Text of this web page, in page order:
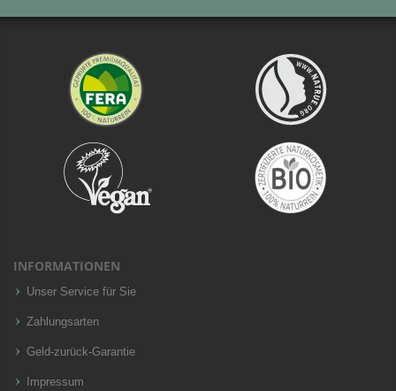
INFORMATIONEN
Unser Service für Sie
Zahlungsarten
Geld-zurück-Garantie
Impressum